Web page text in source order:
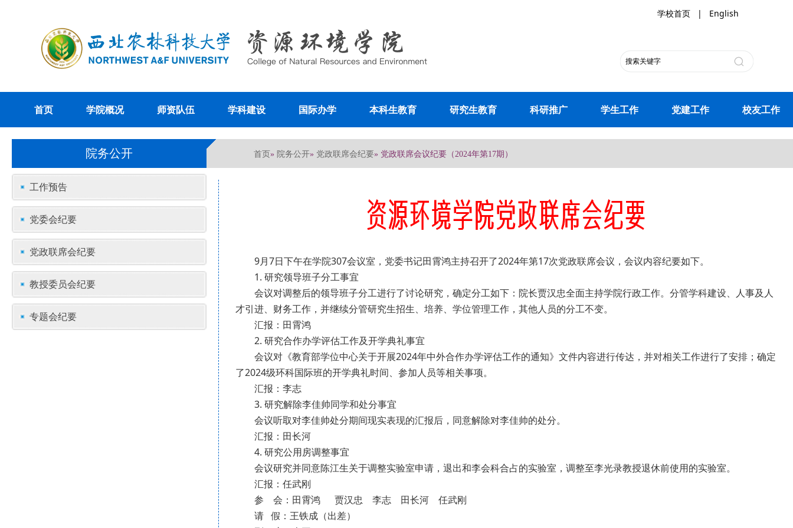
学校首页 | English
首页 学院概况 师资队伍 学科建设 国际办学 本科生教育 研究生教育 科研推广 学生工作 党建工作 校友工作
院务公开 首页» 院务公开» 党政联席会纪要» 党政联席会议纪要（2024年第17期）
工作预告
党委会纪要
党政联席会纪要
教授委员会纪要
专题会纪要
9月7日下午在学院307会议室，党委书记田霄鸿主持召开了2024年第17次党政联席会议，会议内容纪要如下。
1. 研究领导班子分工事宜
会议对调整后的领导班子分工进行了讨论研究，确定分工如下：院长贾汉忠全面主持学院行政工作。分管学科建设、人事及人
才引进、财务工作，并继续分管研究生招生、培养、学位管理工作，其他人员的分工不变。
汇报：田霄鸿
2. 研究合作办学评估工作及开学典礼事宜
会议对《教育部学位中心关于开展2024年中外合作办学评估工作的通知》文件内容进行传达，并对相关工作进行了安排；确定
了2024级环科国际班的开学典礼时间、参加人员等相关事项。
汇报：李志
3. 研究解除李佳帅同学和处分事宜
会议听取对李佳帅处分期间现实表现的汇报后，同意解除对李佳帅的处分。
汇报：田长河
4. 研究公用房调整事宜
会议研究并同意陈江生关于调整实验室申请，退出和李会科合占的实验室，调整至李光录教授退休前使用的实验室。
汇报：任武刚
参 会：田霄鸿 贾汉忠 李志 田长河 任武刚
请 假：王铁成（出差）